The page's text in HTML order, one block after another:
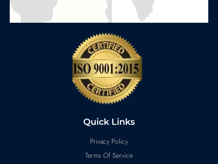
Quick Links
Privacy Policy
Terms Of Service